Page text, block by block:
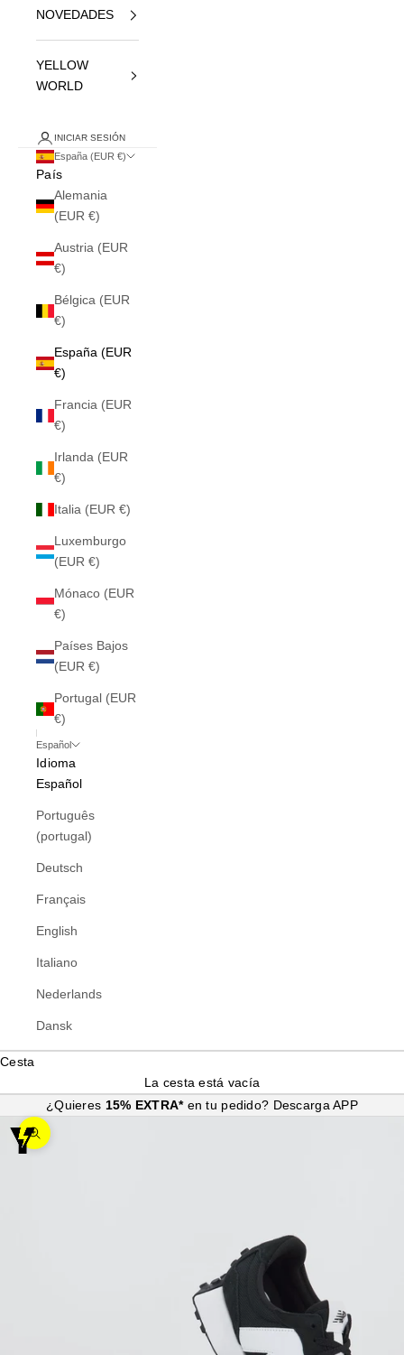
NOVEDADES
YELLOW
WORLD
INICIAR SESIÓN
España (EUR €)
País
Alemania
(EUR €)
Austria (EUR
€)
Bélgica (EUR
€)
España (EUR
€)
Francia (EUR
€)
Irlanda (EUR
€)
Italia (EUR €)
Luxemburgo
(EUR €)
Mónaco (EUR
€)
Países Bajos
(EUR €)
Portugal (EUR
€)
Español
Idioma
Español
Português
(portugal)
Deutsch
Français
English
Italiano
Nederlands
Dansk
Cesta
La cesta está vacía
¿Quieres 15% EXTRA* en tu pedido? Descarga APP
Zoom